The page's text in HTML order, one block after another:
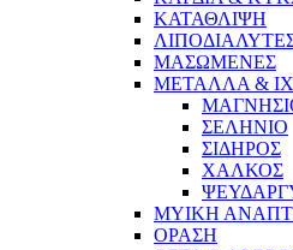
ΚΑΤΑΘΛΙΨΗ
ΜΑΣΩΜΕΝΕΣ
ΜΕΤΑΛΛΑ &
ΣΕΛΗΝΙΟ
ΣΙΔΗΡΟΣ
ΧΑΛΚΟΣ
ΜΥΙΚΗ
ΟΡΑΣΗ